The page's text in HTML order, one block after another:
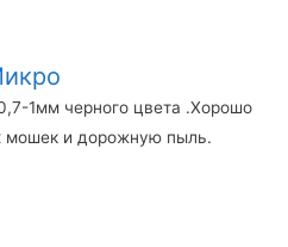
1мм черного цвета .Хорошо
мошек и дорожную пыль.